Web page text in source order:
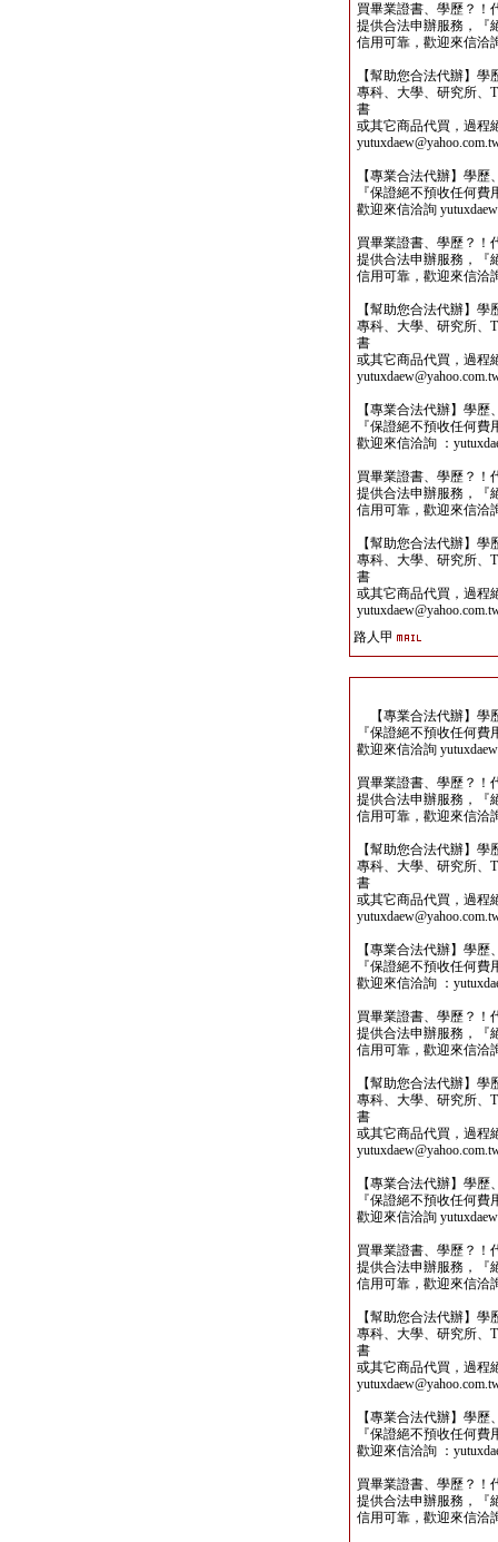
買畢業證書、學歷？！
提供合法申辦服務，『
信用可靠，歡迎來信洽
【幫助您合法代辦】
專科、大學、研究所、
書
或其它商品代買，過程
【專業合法代辦】學
『保證絕不預收任何
歡迎來信洽詢
買畢業證書、學歷？！
提供合法申辦服務，『
信用可靠，歡迎來信洽
【幫助您合法代辦】
專科、大學、研究所、
書
或其它商品代買，過程
【專業合法代辦】學
『保證絕不預收任何
歡迎來信洽詢 ：
買畢業證書、學歷？！
提供合法申辦服務，『
信用可靠，歡迎來信洽
【幫助您合法代辦】
專科、大學、研究所、
書
或其它商品代買，過程
路人甲
【專業合法代辦】學
『保證絕不預收任何
歡迎來信洽詢
買畢業證書、學歷？！
提供合法申辦服務，『
信用可靠，歡迎來信洽
【幫助您合法代辦】
專科、大學、研究所、
書
或其它商品代買，過程
【專業合法代辦】學
『保證絕不預收任何
歡迎來信洽詢 ：
買畢業證書、學歷？！
提供合法申辦服務，『
信用可靠，歡迎來信洽
【幫助您合法代辦】
專科、大學、研究所、
書
或其它商品代買，過程
【專業合法代辦】學
『保證絕不預收任何
歡迎來信洽詢
買畢業證書、學歷？！
提供合法申辦服務，『
信用可靠，歡迎來信洽
【幫助您合法代辦】
專科、大學、研究所、
書
或其它商品代買，過程
【專業合法代辦】學
『保證絕不預收任何
歡迎來信洽詢 ：
買畢業證書、學歷？！
提供合法申辦服務，『
信用可靠，歡迎來信洽